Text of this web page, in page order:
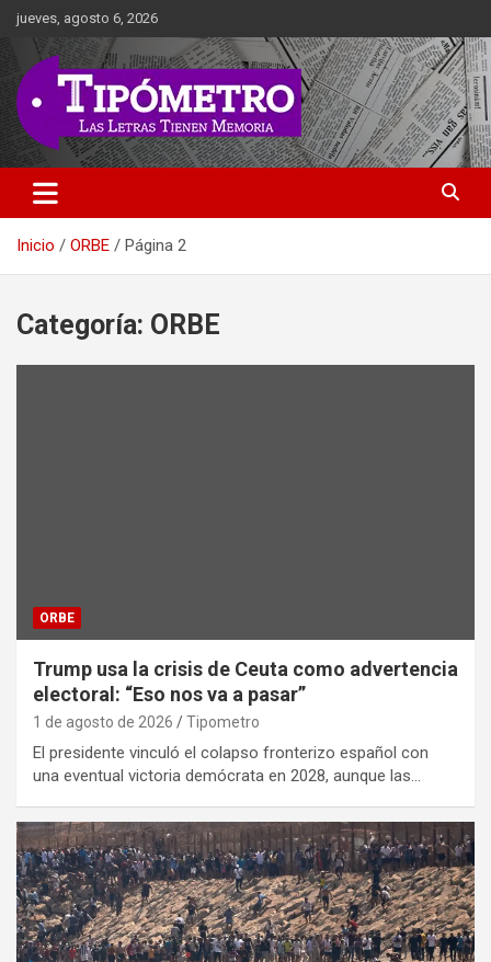
Saltar
contenido
jueves, agosto 6, 2026
Tipometro
Las Letras Tienen Memoria
Inicio ORBE Página 2
Categoría: ORBE
ORBE
Trump usa la crisis de Ceuta como advertencia
electoral: “Eso nos va a pasar”
1 de agosto de 2026 Tipometro
El presidente vinculó el colapso fronterizo español con
una eventual victoria demócrata en 2028, aunque las…